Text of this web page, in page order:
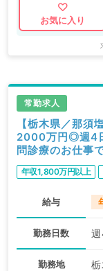
お気に入り
常勤求人
【栃木県／那
2000万円◎週4
問診療のお仕事
年収1,800万円以上
給与
勤務日数
勤務地